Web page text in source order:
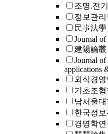
조명.전기
정보관리
民事法學
Journal of
建陽論叢
Journal
applications
외식경영
기초조
남서울
한국정보
경영학연